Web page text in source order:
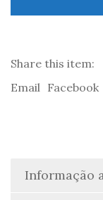
-
Alcott
Share this item:
Email Facebook
Informação